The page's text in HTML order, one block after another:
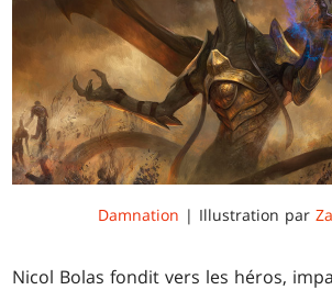
Damnation | Illustration par
Nicol Bolas fondit vers les héros,